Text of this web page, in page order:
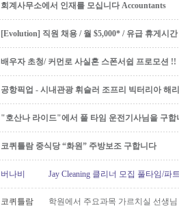
회계사무소에서 인재를 모십니다 Accountants
[Evolution] 직원 채용 / 월 $5,000* / 유급 휴게시
배우자 초청/ 커먼로 사실혼 스폰서쉽 프로모션 !!
공항픽업 - 시내관광 휘슬러 조프리 빅터리아 해
"호산나 라이드"에서 풀 타임 운전기사님을 구합
코퀴틀람 중식당 “화원” 주방보조 구합니다
버나비 Jay Cleaning 클리너 모집 풀타임/파
코퀴틀람 학원에서 주요과목 가르치실 선생